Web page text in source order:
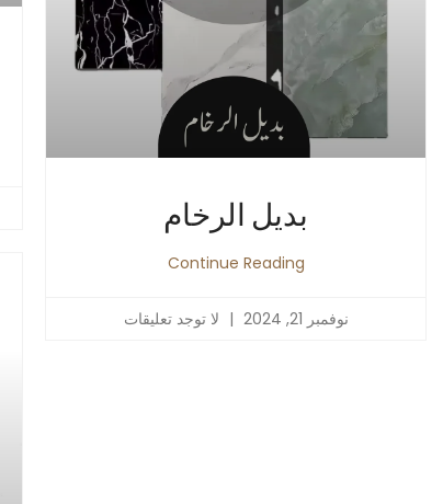
بديل الرخام
Continue Reading
نوفمبر 21, 2024 لا توجد تعليقات